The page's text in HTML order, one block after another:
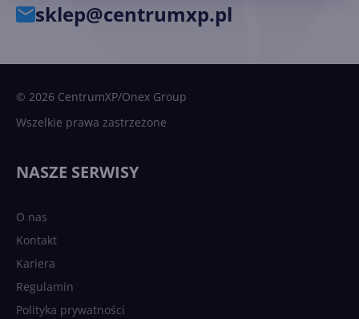
sklep@centrumxp.pl
© 2026 CentrumXP/Onex Group
Wszelkie prawa zastrzeżone
NASZE SERWISY
O nas
Kontakt
Kariera
Regulamin
Polityka prywatności